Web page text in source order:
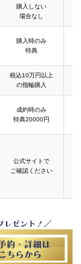
購入しない
場合なし
購入時のみ
特典
税込10万円以上
の指輪購入
成約時のみ
特典20000円
公式サイトで
ご確認ください